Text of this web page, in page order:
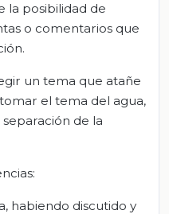
la posibilidad de
o comentarios que
un tema que atañe
el tema del agua,
de la
habiendo discutido y